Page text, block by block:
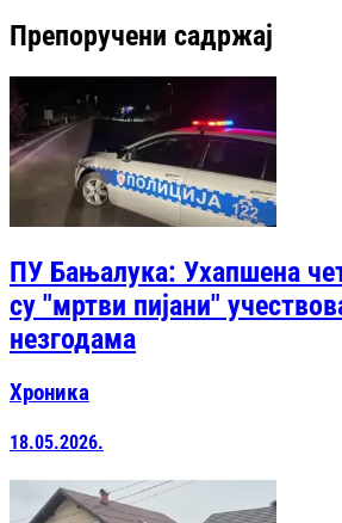
Препоручени садржај
ПУ Бањалука: Ухапшена
су "мртви пијани"
незгодама
Хроника
18.05.2026.